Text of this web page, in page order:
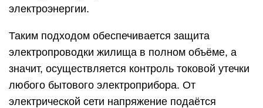
электроэнергии.
Таким подходом обеспечивается защита
электропроводки жилища в полном объёме, а
значит, осуществляется контроль токовой утечки
любого бытового электроприбора. От
электрической сети напряжение подаётся